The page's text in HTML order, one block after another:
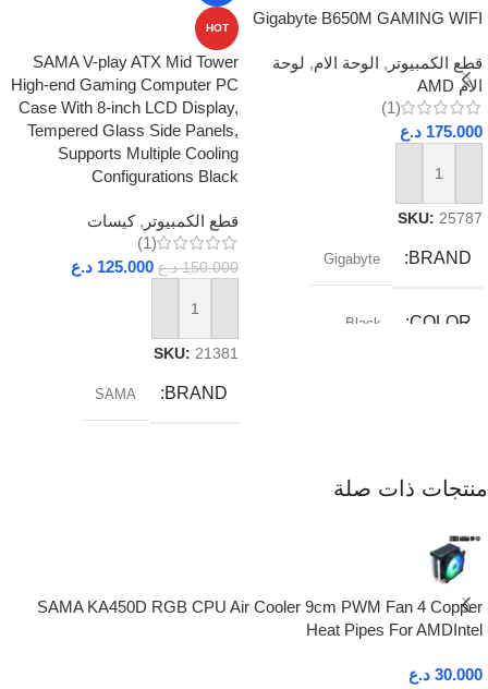
Gigabyte B650M GAMING WIFI
قطع الكمبيوتر , الوحة الام, لوحة
الام AMD
(1)
175.000 د.ع
إضافة إلى السلة
SKU: 25787
BRAND
Gigabyte
COLOR
Black
HOT
SAMA V-play ATX Mid Tower
High-end Gaming Computer PC
Case With 8-inch LCD Display,
Tempered Glass Side Panels,
Supports Multiple Cooling
Configurations Black
قطع الكمبيوتر , كيسات
(1)
150.000 د.ع 125.000 د.ع
إضافة إلى السلة
SKU: 21381
BRAND
SAMA
منتجات ذات صلة
SAMA KA450D RGB CPU Air Cooler 9cm PWM Fan 4 Copper
Heat Pipes For AMDIntel
30.000 د.ع